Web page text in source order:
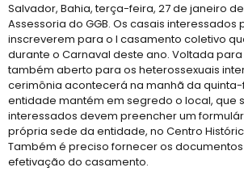
Salvador, Bahia, terça-feira, 27 de janeiro de
Assessoria do GGB. Os casais interessados
inscreverem para o I casamento coletivo
durante o Carnaval deste ano. Voltada
também aberto para os heterossexuais
cerimônia acontecerá na manhã da
entidade mantém em segredo o local, que
interessados devem preencher um
própria sede da entidade, no Centro
Também é preciso fornecer os
efetivação do casamento.